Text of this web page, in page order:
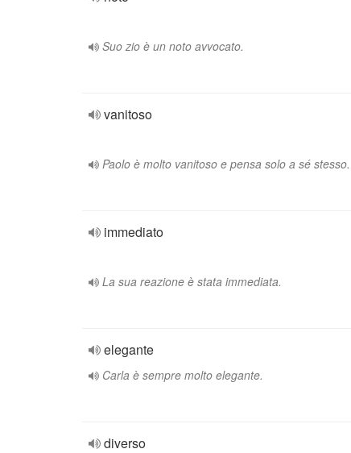
Suo zio è un noto avvocato.
vanitoso
Paolo è molto vanitoso e pensa solo a sé stesso.
immediato
La sua reazione è stata immediata.
elegante
Carla è sempre molto elegante.
diverso